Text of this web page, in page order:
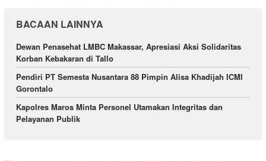
BACAAN LAINNYA
Dewan Penasehat LMBC Makassar, Apresiasi Aksi Solidaritas
Korban Kebakaran di Tallo
Pendiri PT Semesta Nusantara 88 Pimpin Alisa Khadijah ICMI
Gorontalo
Kapolres Maros Minta Personel Utamakan Integritas dan
Pelayanan Publik